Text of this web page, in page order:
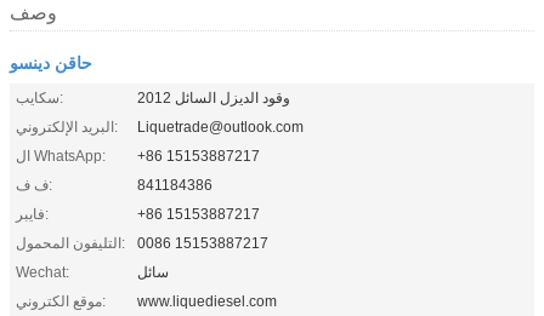
وصف
حاقن دينسو
سكايب:
وقود الديزل السائل 2012
البريد الإلكتروني:
Liquetrade@outlook.com
ال WhatsApp:
+86 15153887217
ف ف:
841184386
فايبر:
+86 15153887217
التليفون المحمول:
0086 15153887217
Wechat:
سائل
موقع الكتروني:
www.liquediesel.com